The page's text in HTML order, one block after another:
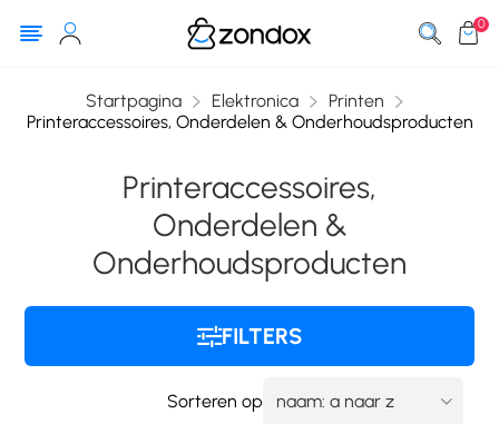
0
Startpagina Elektronica
Printen
Printeraccessoires, Onderdelen & Onderhoudsproducten
Printeraccessoires,
Onderdelen &
Onderhoudsproducten
FILTERS
Sorteren op